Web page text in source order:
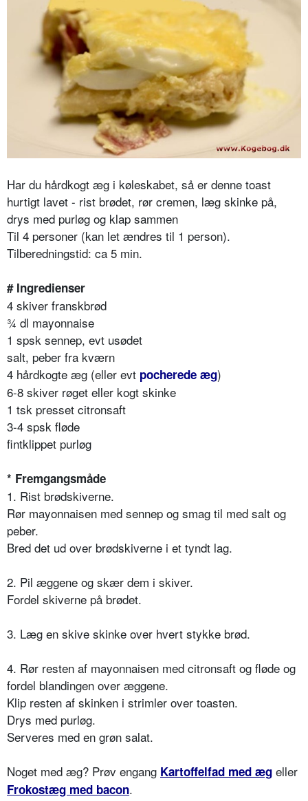
Har du hårdkogt æg i køleskabet, så er denne toast
hurtigt lavet - rist brødet, rør cremen, læg skinke på,
drys med purløg og klap sammen
Til 4 personer (kan let ændres til 1 person).
Tilberedningstid: ca 5 min.
# Ingredienser
4 skiver franskbrød
¾ dl mayonnaise
1 spsk sennep, evt usødet
salt, peber fra kværn
4 hårdkogte æg (eller evt pocherede æg)
6-8 skiver røget eller kogt skinke
1 tsk presset citronsaft
3-4 spsk fløde
fintklippet purløg
* Fremgangsmåde
1. Rist brødskiverne.
Rør mayonnaisen med sennep og smag til med salt og
peber.
Bred det ud over brødskiverne i et tyndt lag.
2. Pil æggene og skær dem i skiver.
Fordel skiverne på brødet.
3. Læg en skive skinke over hvert stykke brød.
4. Rør resten af mayonnaisen med citronsaft og fløde og
fordel blandingen over æggene.
Klip resten af skinken i strimler over toasten.
Drys med purløg.
Serveres med en grøn salat.
Noget med æg? Prøv engang Kartoffelfad med æg eller
Frokostæg med bacon.